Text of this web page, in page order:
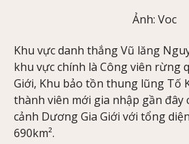
Ảnh: Voc
Khu vực danh thắng Vũ lăng
khu vực chính là Công viên rừng
Giới, Khu bảo tồn thung lũng Tố
thành viên mới gia nhập gần đây
cảnh Dương Gia Giới với tổng
690km².